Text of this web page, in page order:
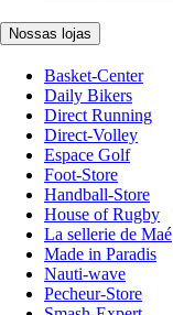
Nossas lojas
Basket-Center
Daily Bikers
Direct Running
Direct-Volley
Espace Golf
Foot-Store
Handball-Store
House of Rugby
La sellerie de Maé
Made in Paradis
Nauti-wave
Pecheur-Store